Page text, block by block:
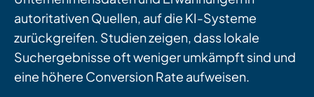
autoritativen Quellen, auf die KI-Systeme
zurückgreifen. Studien zeigen, dass lokale
Suchergebnisse oft weniger umkämpft sind und
eine höhere Conversion Rate aufweisen.